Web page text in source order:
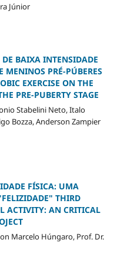
Júnior
DE BAIXA INTENSIDADE
MENINOS PRÉ-PÚBERES
EXERCISE ON THE
PRE-PUBERTY STAGE
Stabelini Neto, Italo
Bozza, Anderson Zampier
FÍSICA: UMA
THIRD
ACTIVITY: AN CRITICAL
Marcelo Húngaro, Prof. Dr.